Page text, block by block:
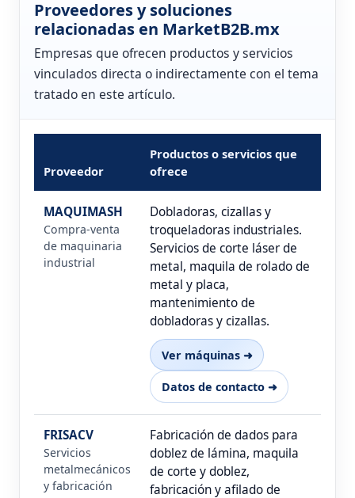
Proveedores y soluciones
relacionadas en MarketB2B.mx
Empresas que ofrecen productos y servicios
vinculados directa o indirectamente con el tema
tratado en este artículo.
Proveedor
Productos o servicios que
ofrece
MAQUIMASH
Compra-venta
de maquinaria
industrial
Dobladoras, cizallas y
troqueladoras industriales.
Servicios de corte láser de
metal, maquila de rolado de
metal y placa,
mantenimiento de
dobladoras y cizallas.
Ver máquinas ➜
Datos de contacto ➜
FRISACV
Servicios
metalmecánicos
y fabricación
Fabricación de dados para
doblez de lámina, maquila
de corte y doblez,
fabricación y afilado de